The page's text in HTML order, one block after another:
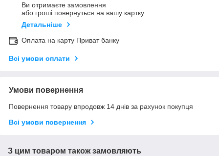
Ви отримаєте замовлення
або гроші повернуться на вашу картку
Детальніше
Оплата на карту Приват банку
Всі умови оплати
Умови повернення
Повернення товару впродовж 14 днів за рахунок покупця
Всі умови повернення
З цим товаром також замовляють